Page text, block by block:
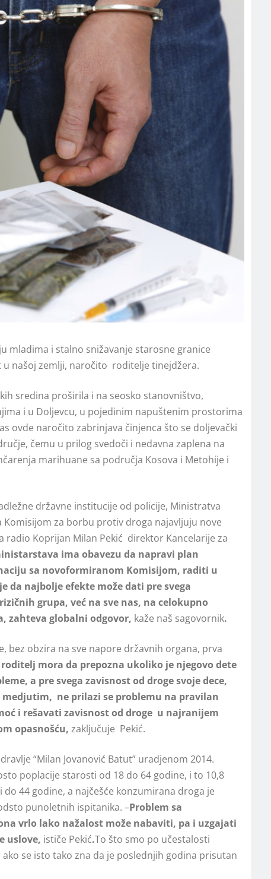
mladima i stalno snižavanje starosne granice
u našoj zemlji, naročito roditelje tinejdžera.
sredina proširila i na seosko stanovništvo,
i u Doljevcu, u pojedinim napuštenim prostorima
naročito zabrinjava činjenca što se doljevački
čemu u prilog svedoči i nedavna zaplena na
marihuane sa područja Kosova i Metohije i
državne institucije od policije, Ministratva
za borbu protiv droga najavljuju nove
radio Koprijan Milan Pekić direktor Kancelarije za
ima obavezu da napravi plan
sa novoformiranom Komisijom, raditi u
da najbolje efekte može dati pre svega
grupa, već na sve nas, na celokupno
zahteva globalni odgovor, kaže naš sagovornik.
bez obzira na sve napore državnih organa, prva
mora da prepozna ukoliko je njegovo dete
a pre svega zavisnost od droge svoje dece,
ne prilazi se problemu na pravilan
i rešavati zavisnost od droge u najranijem
opasnošću, zaključuje Pekić.
“Milan Jovanović Batut” uradjenom 2014.
poplacije starosti od 18 do 64 godine, i to 10,8
44 godine, a najčešće konzumirana droga je
punoletnih ispitanika. –Problem sa
vrlo lako nažalost može nabaviti, pa i uzgajati
uslove, ističe Pekić.To što smo po učestalosti
se isto tako zna da je poslednjih godina prisutan